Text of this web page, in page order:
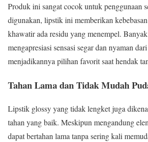
Produk ini sangat cocok untuk penggunaan
digunakan, lipstik ini memberikan
khawatir ada residu yang menempel.
mengapresiasi sensasi segar dan nyaman
menjadikannya pilihan favorit saat hendak
Tahan Lama dan Tidak Mudah
Lipstik glossy yang tidak lengket juga
tahan yang baik. Meskipun mengandung
dapat bertahan lama tanpa sering kali